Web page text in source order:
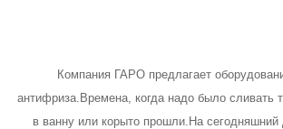
Компания ГАРО предлагает
антифриза.Времена, когда надо было сливать
в ванну или корыто прошли.На сегодняшний